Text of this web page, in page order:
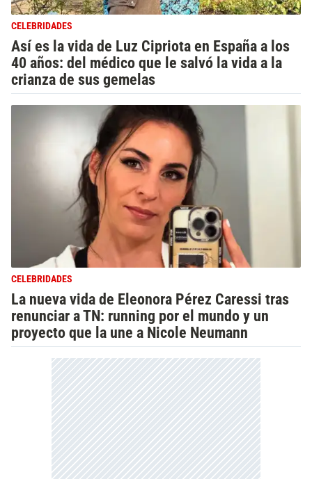
CELEBRIDADES
Así es la vida de Luz Cipriota en España a los
40 años: del médico que le salvó la vida a la
crianza de sus gemelas
CELEBRIDADES
La nueva vida de Eleonora Pérez Caressi tras
renunciar a TN: running por el mundo y un
proyecto que la une a Nicole Neumann